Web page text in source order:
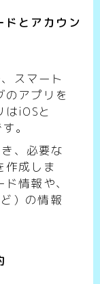
とアカウン
スマート
のアプリを
iOSと
。
、必要な
作成しま
情報や、
）の情報